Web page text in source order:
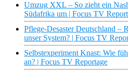
Umzug XXL – So zieht ein
Südafrika um | Focus TV
Pflege-Desaster Deutschland –
unser System? | Focus TV
Selbstexperiment Knast: Wie
an? | Focus TV Reportage